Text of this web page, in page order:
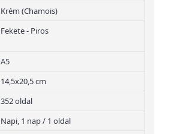
Krém (Chamois)
Fekete - Piros
A5
14,5x20,5 cm
352 oldal
Napi, 1 nap / 1 oldal